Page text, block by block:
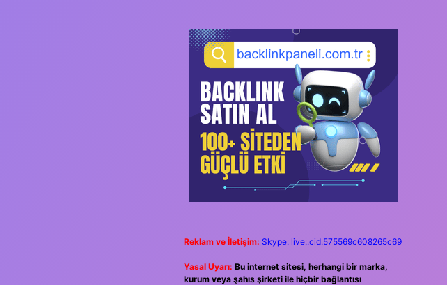
Reklam ve İletişim: Skype: live:.cid.575569c608265c69
Yasal Uyarı: Bu internet sitesi, herhangi bir marka,
kurum veya şahıs şirketi ile hiçbir bağlantısı